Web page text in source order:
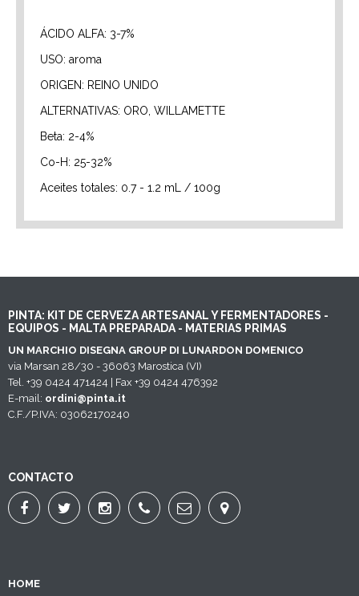
ÁCIDO ALFA: 3-7%
USO: aroma
ORIGEN: REINO UNIDO
ALTERNATIVAS: ORO, WILLAMETTE
Beta: 2-4%
Co-H: 25-32%
Aceites totales: 0.7 - 1.2 mL / 100g
PINTA: KIT DE CERVEZA ARTESANAL Y FERMENTADORES -
EQUIPOS - MALTA PREPARADA - MATERIAS PRIMAS
UN MARCHIO DISEGNA GROUP DI LUNARDON DOMENICO
via Marsan 28/30 - 36063 Marostica (VI)
Tel. +39 0424 471424 | Fax +39 0424 476392
E-mail: ordini@pinta.it
C.F./P.IVA: 03062170240
CONTACTO
HOME